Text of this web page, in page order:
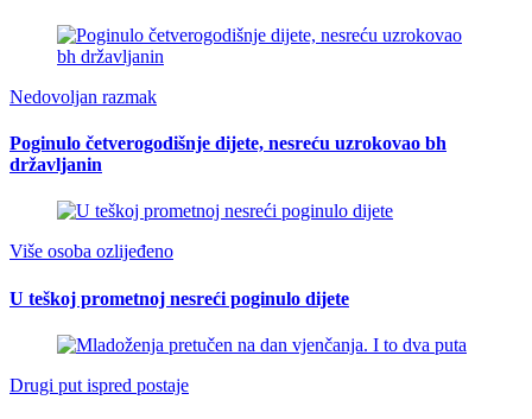
Nedovoljan razmak
Poginulo četverogodišnje dijete, nesreću uzrokovao bh
državljanin
Više osoba ozlijeđeno
U teškoj prometnoj nesreći poginulo dijete
Drugi put ispred postaje